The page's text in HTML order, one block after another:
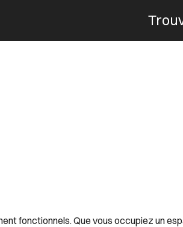
fonctionnels. Que vous occupiez un
Menu